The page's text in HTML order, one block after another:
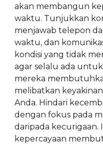
akan membangun
waktu. Tunjukkan
menjawab telepon
waktu, dan
kondisi yang tidak
agar selalu ada
mereka
melibatkan
Anda. Hindari
dengan fokus pada
daripada kecurigaan.
kepercayaan